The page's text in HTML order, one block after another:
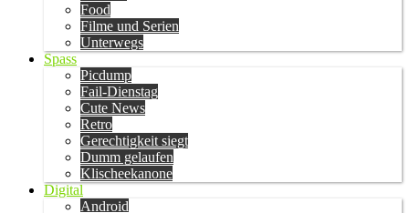
Food
Filme und Serien
Unterwegs
Spass
Picdump
Fail-Dienstag
Cute News
Retro
Gerechtigkeit siegt
Dumm gelaufen
Klischeekanone
Digital
Android